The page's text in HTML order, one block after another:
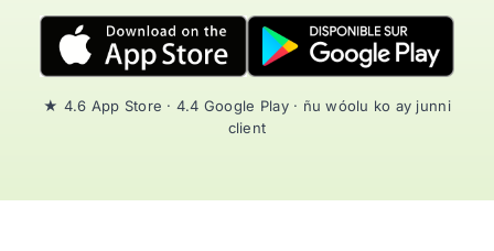
★ 4.6 App Store · 4.4 Google Play · ñu wóolu ko ay junni
client